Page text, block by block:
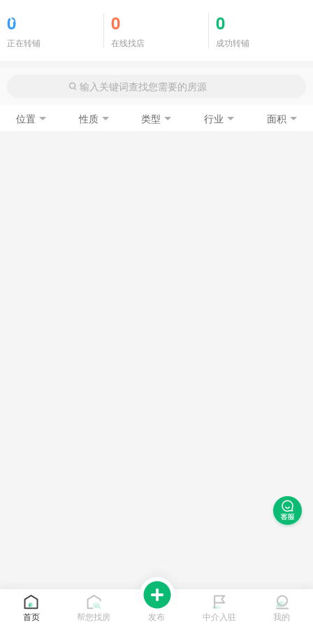
0
正在转铺
0
在线找店
0
成功转铺
位置 性质 类型 行业 面积
首页 帮您找房 发布 中介入驻 我的